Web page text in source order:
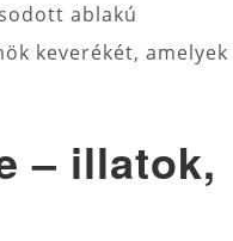
ablakú
keverékét, amelyek
– illatok,